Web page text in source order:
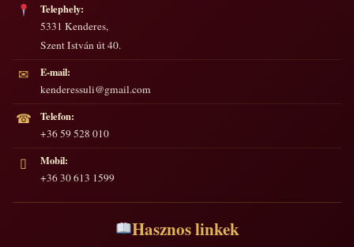
Telephely:
5331 Kenderes,
Szent István út 40.
✉
E-mail:
kenderessuli@gmail.com
☎
Telefon:
+36 59 528 010
▯
Mobil:
+36 30 613 1599
Hasznos linkek